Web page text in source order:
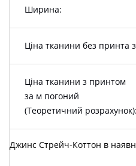
Ширина:
Ціна тканини без принта
Ціна тканини з принтом
за м погоний
(Теоретичний розрахунок):
Джинс Стрейч-Коттон в